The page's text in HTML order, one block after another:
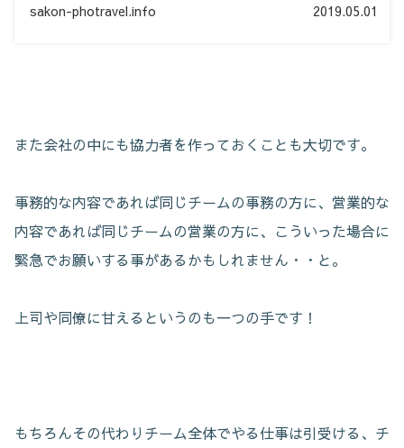
sakon-photravel.info 2019.05.01
また会社の中にも協力者を作っておくことも大切です。
事務的な内容であれば同じチームの事務の方に、営業的な
内容であれば同じチームの営業の方に、こういった場合に
緊急でお願いする事があるかもしれません・・と。
上司や同僚に甘えるというのも一つの手です！
もちろんその代わりチーム全体でやる仕事は引受ける、チ